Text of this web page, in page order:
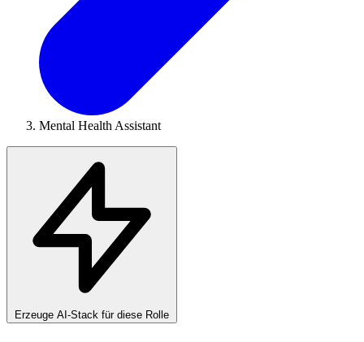
Mental Health Assistant
Erzeuge AI-Stack für diese Rolle